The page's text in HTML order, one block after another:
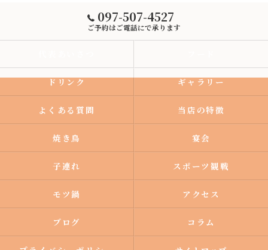
097-507-4527
ご予約はご電話にで承ります
ドリンク ギャラリー
よくある質問 当店の特徴
焼き鳥 宴会
子連れ スポーツ観戦
モツ鍋 アクセス
ブログ コラム